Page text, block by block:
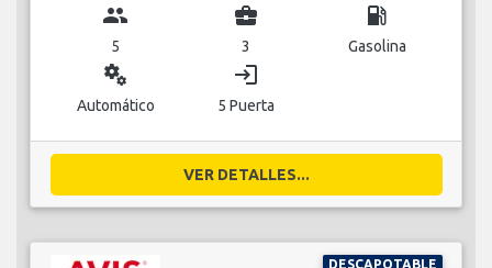
group
5
business_center
3
local_gas_station
Gasolina
miscellaneous_services
Automático
login
5 Puerta
VER DETALLES...
DESCAPOTABLE